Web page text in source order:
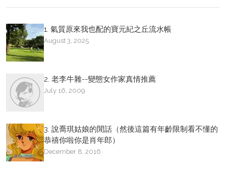
1. 氣質原來我也配的寶元紀之丘流水帳
August 3, 2025
2. 老李牛雜--變態女作家真情推薦
July 16, 2009
3. 說喬琪姑娘的閒話（然後這篇有年齡限制看不懂的
恭禧你啦你是肖年郎）
December 8, 2016